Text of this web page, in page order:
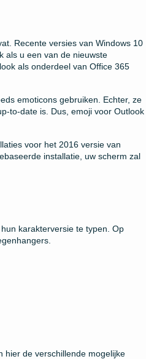
Recente versies van Windows 10
als u een van de nieuwste
als onderdeel van Office 365
emoticons gebruiken. Echter, ze
to-date is. Dus, emoji voor Outlook
voor het 2016 versie van
installatie, uw scherm zal
karakterversie te typen. Op
hier de verschillende mogelijke